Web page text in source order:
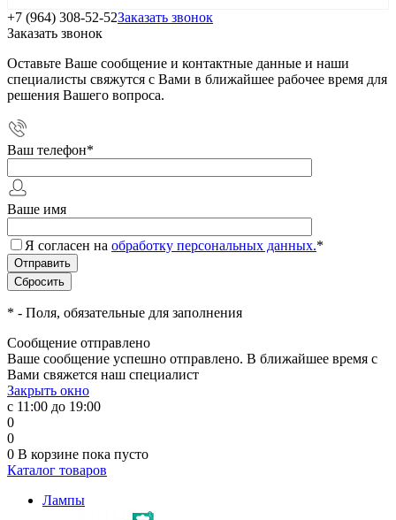
+7 (964) 308-52-52Заказать звонок
Заказать звонок
Оставьте Ваше сообщение и контактные данные и наши
специалисты свяжутся с Вами в ближайшее рабочее время для
решения Вашего вопроса.
Ваш телефон*
Ваше имя
Я согласен на обработку персональных данных.*
* - Поля, обязательные для заполнения
Сообщение отправлено
Ваше сообщение успешно отправлено. В ближайшее время с
Вами свяжется наш специалист
Закрыть окно
с 11:00 до 19:00
0
0
0 В корзине пока пусто
Каталог товаров
Лампы